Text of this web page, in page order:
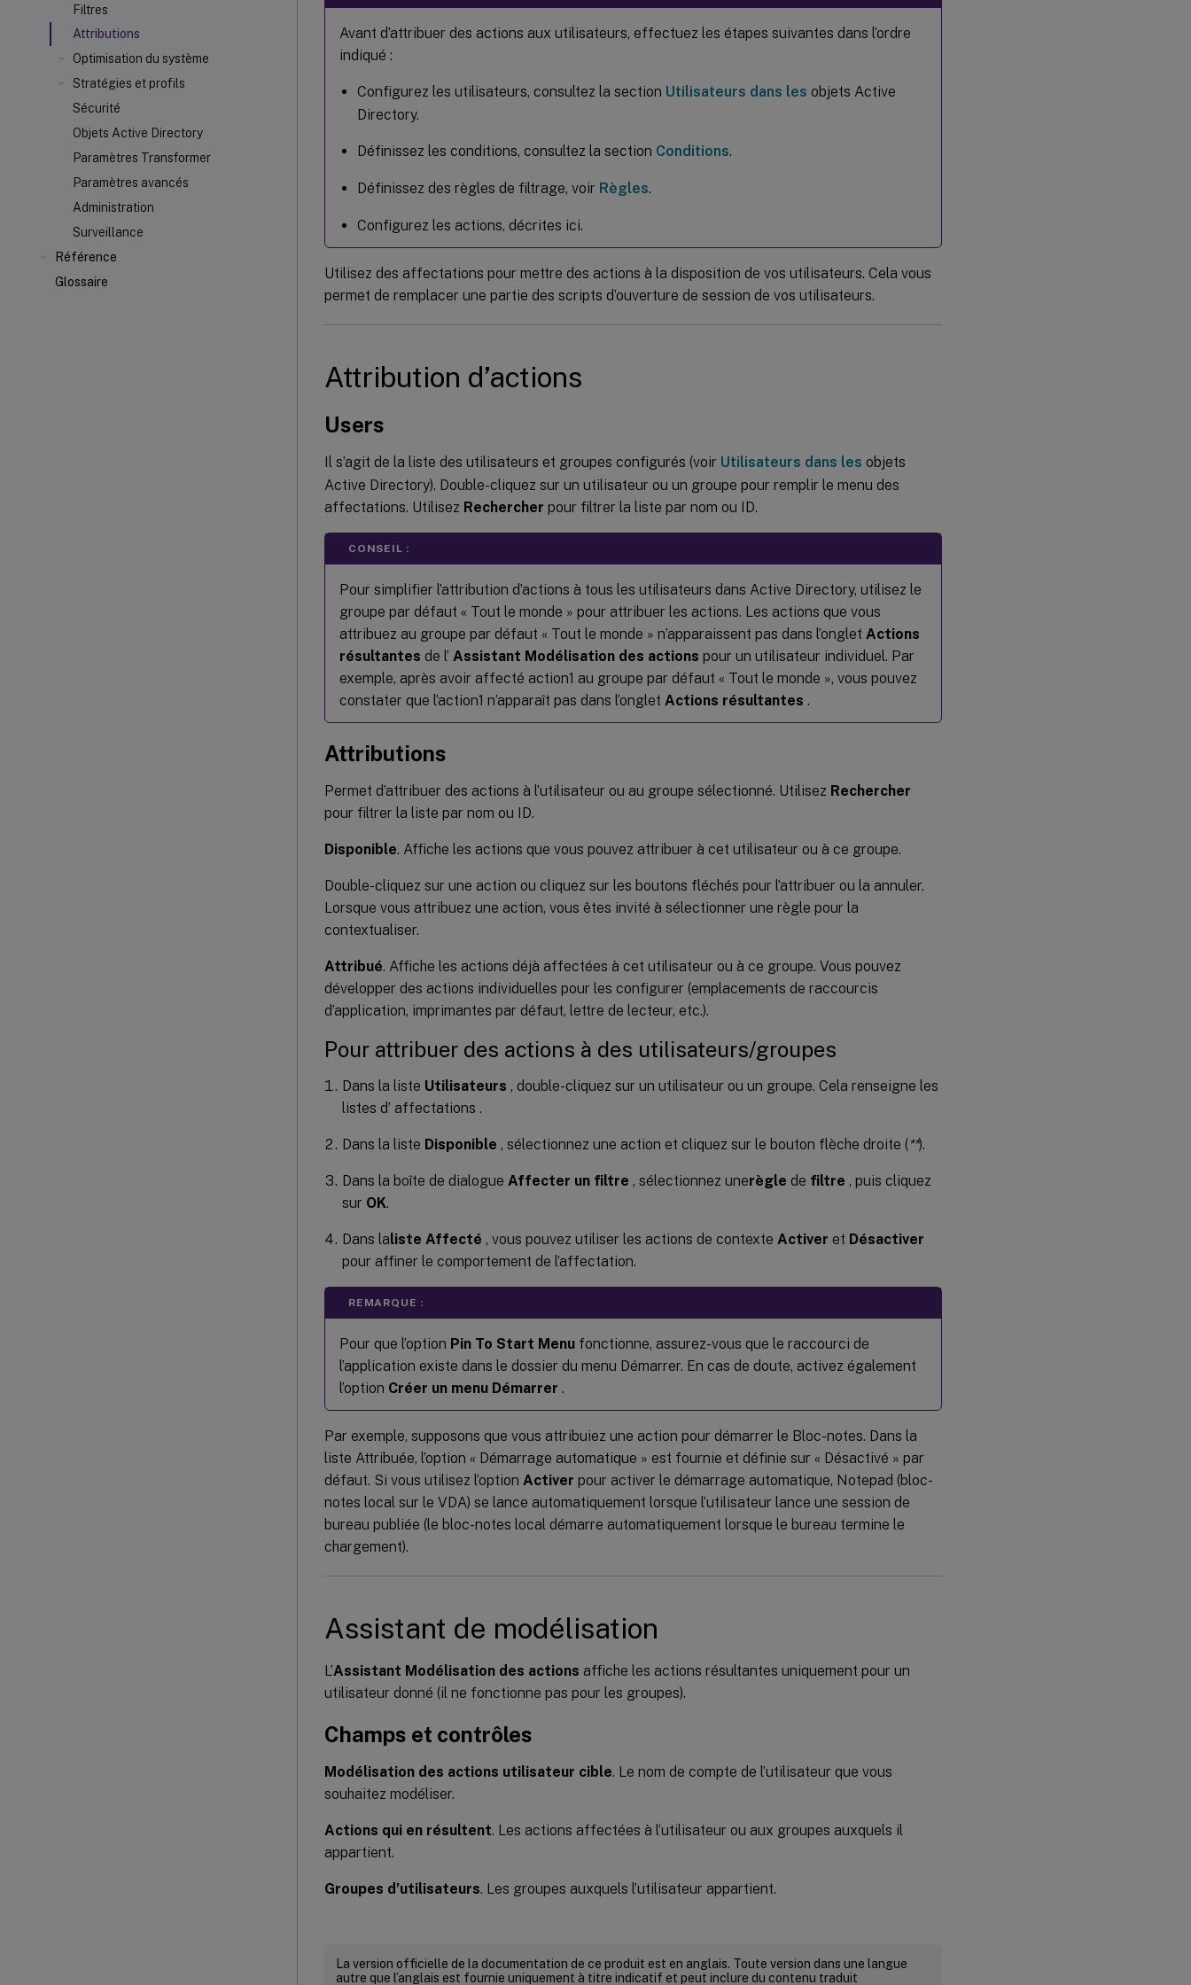
Filtres
Attributions
Optimisation du système
Stratégies et profils
Sécurité
Objets Active Directory
Paramètres Transformer
Paramètres avancés
Administration
Surveillance
Référence
Glossaire
Avant d’attribuer des actions aux utilisateurs, effectuez les étapes suivantes dans l’ordre
indiqué :
Configurez les utilisateurs, consultez la section Utilisateurs dans les objets Active
Directory.
Définissez les conditions, consultez la section Conditions.
Définissez des règles de filtrage, voir Règles.
Configurez les actions, décrites ici.
Utilisez des affectations pour mettre des actions à la disposition de vos utilisateurs. Cela vous
permet de remplacer une partie des scripts d’ouverture de session de vos utilisateurs.
Attribution d’actions
Users
Il s’agit de la liste des utilisateurs et groupes configurés (voir Utilisateurs dans les objets
Active Directory). Double-cliquez sur un utilisateur ou un groupe pour remplir le menu des
affectations. Utilisez Rechercher pour filtrer la liste par nom ou ID.
CONSEIL :
Pour simplifier l’attribution d’actions à tous les utilisateurs dans Active Directory, utilisez le
groupe par défaut « Tout le monde » pour attribuer les actions. Les actions que vous
attribuez au groupe par défaut « Tout le monde » n’apparaissent pas dans l’onglet Actions
résultantes de l’ Assistant Modélisation des actions pour un utilisateur individuel. Par
exemple, après avoir affecté action1 au groupe par défaut « Tout le monde », vous pouvez
constater que l’action1 n’apparaît pas dans l’onglet Actions résultantes .
Attributions
Permet d’attribuer des actions à l’utilisateur ou au groupe sélectionné. Utilisez Rechercher
pour filtrer la liste par nom ou ID.
Disponible. Affiche les actions que vous pouvez attribuer à cet utilisateur ou à ce groupe.
Double-cliquez sur une action ou cliquez sur les boutons fléchés pour l’attribuer ou la annuler.
Lorsque vous attribuez une action, vous êtes invité à sélectionner une règle pour la
contextualiser.
Attribué. Affiche les actions déjà affectées à cet utilisateur ou à ce groupe. Vous pouvez
développer des actions individuelles pour les configurer (emplacements de raccourcis
d’application, imprimantes par défaut, lettre de lecteur, etc.).
Pour attribuer des actions à des utilisateurs/groupes
Dans la liste Utilisateurs , double-cliquez sur un utilisateur ou un groupe. Cela renseigne les
listes d’ affectations .
Dans la liste Disponible , sélectionnez une action et cliquez sur le bouton flèche droite (**).
Dans la boîte de dialogue Affecter un filtre , sélectionnez unerègle de filtre , puis cliquez
sur OK.
Dans la liste Affecté , vous pouvez utiliser les actions de contexte Activer et Désactiver
pour affiner le comportement de l’affectation.
REMARQUE :
Pour que l’option Pin To Start Menu fonctionne, assurez-vous que le raccourci de
l’application existe dans le dossier du menu Démarrer. En cas de doute, activez également
l’option Créer un menu Démarrer .
Par exemple, supposons que vous attribuiez une action pour démarrer le Bloc-notes. Dans la
liste Attribuée, l’option « Démarrage automatique » est fournie et définie sur « Désactivé » par
défaut. Si vous utilisez l’option Activer pour activer le démarrage automatique, Notepad (bloc-
notes local sur le VDA) se lance automatiquement lorsque l’utilisateur lance une session de
bureau publiée (le bloc-notes local démarre automatiquement lorsque le bureau termine le
chargement).
Assistant de modélisation
L’Assistant Modélisation des actions affiche les actions résultantes uniquement pour un
utilisateur donné (il ne fonctionne pas pour les groupes).
Champs et contrôles
Modélisation des actions utilisateur cible. Le nom de compte de l’utilisateur que vous
souhaitez modéliser.
Actions qui en résultent. Les actions affectées à l’utilisateur ou aux groupes auxquels il
appartient.
Groupes d’utilisateurs. Les groupes auxquels l’utilisateur appartient.
La version officielle de la documentation de ce produit est en anglais. Toute version dans une langue
autre que l’anglais est fournie uniquement à titre indicatif et peut inclure du contenu traduit